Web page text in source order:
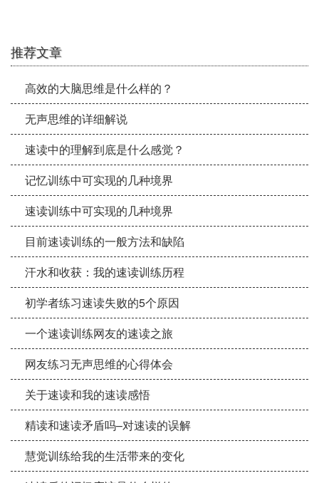
推荐文章
高效的大脑思维是什么样的？
无声思维的详细解说
速读中的理解到底是什么感觉？
记忆训练中可实现的几种境界
速读训练中可实现的几种境界
目前速读训练的一般方法和缺陷
汗水和收获：我的速读训练历程
初学者练习速读失败的5个原因
一个速读训练网友的速读之旅
网友练习无声思维的心得体会
关于速读和我的速读感悟
精读和速读矛盾吗–对速读的误解
慧觉训练给我的生活带来的变化